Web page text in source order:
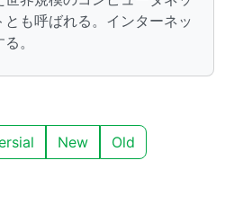
とも呼ばれる。インターネッ
。
New Old